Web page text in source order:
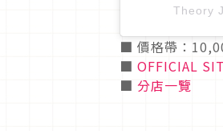
Theory
■ 價格帶：
■ OFFICIAL
■ 分店一覽